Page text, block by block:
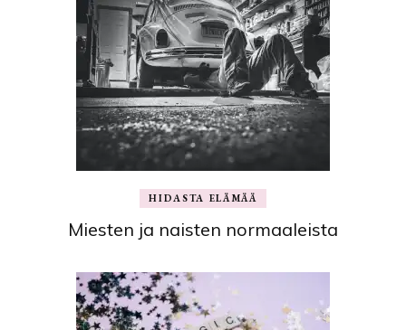
HIDASTA ELÄMÄÄ
Miesten ja naisten normaaleista